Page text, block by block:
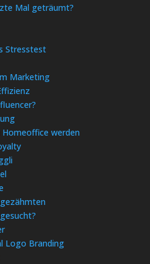
Mal geträumt?
Stresstest
Marketing
werden
Logo Branding